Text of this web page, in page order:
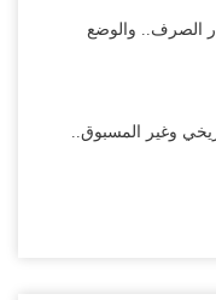
الصرف.. والوضع
وغير المسبوق..